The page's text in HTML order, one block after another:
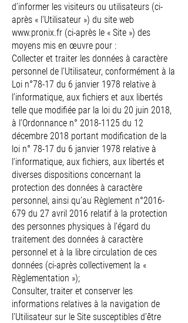
d’informer les visiteurs ou utilisateurs (ci-
après « l’Utilisateur ») du site web
www.pronix.fr (ci-après le « Site ») des
moyens mis en œuvre pour :
Collecter et traiter les données à caractère
personnel de l’Utilisateur, conformément à la
Loi n°78-17 du 6 janvier 1978 relative à
l’informatique, aux fichiers et aux libertés
telle que modifiée par la loi du 20 juin 2018,
à l’Ordonnance n° 2018-1125 du 12
décembre 2018 portant modification de la
loi n° 78-17 du 6 janvier 1978 relative à
l’informatique, aux fichiers, aux libertés et
diverses dispositions concernant la
protection des données à caractère
personnel, ainsi qu’au Règlement n°2016-
679 du 27 avril 2016 relatif à la protection
des personnes physiques à l’égard du
traitement des données à caractère
personnel et à la libre circulation de ces
données (ci-après collectivement la «
Règlementation »);
Consulter, traiter et conserver les
informations relatives à la navigation de
l’Utilisateur sur le Site susceptibles d’être